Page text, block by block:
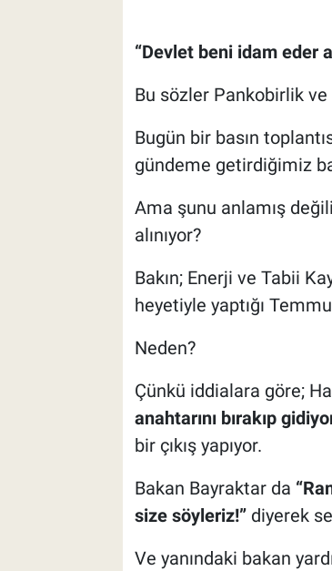
“Devlet beni idam eder
Bu sözler Pankobirlik ve
Bugün bir basın
gündeme getirdiğimiz
Ama şunu anlamış
alınıyor?
Bakın; Enerji ve Tabii
heyetiyle yaptığı
Neden?
Çünkü iddialara göre;
anahtarını bırakıp
bir çıkış yapıyor.
Bakan Bayraktar da
size söyleriz!”diyerek
Ve yanındaki bakan